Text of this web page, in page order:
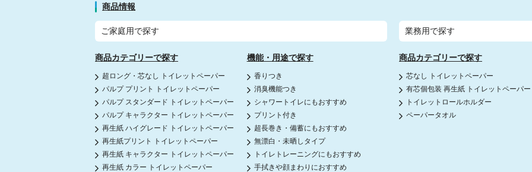
商品情報
ご家庭用で探す
商品カテゴリーで探す
超ロング・芯なし トイレットペーパー
パルプ プリント トイレットペーパー
パルプ スタンダード トイレットペーパー
パルプ キャラクター トイレットペーパー
再生紙 ハイグレード トイレットペーパー
再生紙プリント トイレットペーパー
再生紙 キャラクター トイレットペーパー
再生紙 カラー トイレットペーパー
機能・用途で探す
香りつき
消臭機能つき
シャワートイレにもおすすめ
プリント付き
超長巻き・備蓄にもおすすめ
無漂白・未晒しタイプ
トイレトレーニングにもおすすめ
手拭きや顔まわりにおすすめ
業務用で探す
商品カテゴリーで探す
芯なし トイレットペーパー
有芯個包装 再生紙 トイレットペーパー
トイレットロールホルダー
ペーパータオル